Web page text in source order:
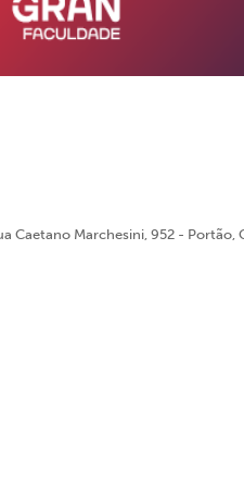
Caetano Marchesini, 952 - Portão,